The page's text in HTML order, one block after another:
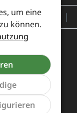
um eine
können.